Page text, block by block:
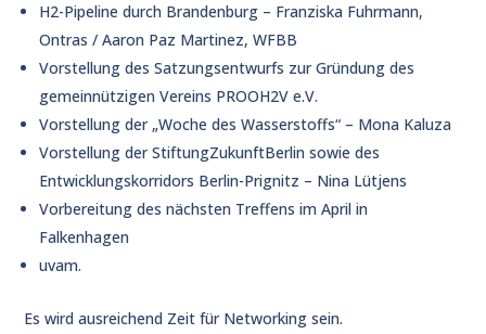
H2-Pipeline durch Brandenburg – Franziska Fuhrmann,
Ontras / Aaron Paz Martinez, WFBB
Vorstellung des Satzungsentwurfs zur Gründung des
gemeinnützigen Vereins PROOH2V e.V.
Vorstellung der „Woche des Wasserstoffs“ – Mona Kaluza
Vorstellung der StiftungZukunftBerlin sowie des
Entwicklungskorridors Berlin-Prignitz – Nina Lütjens
Vorbereitung des nächsten Treffens im April in
Falkenhagen
uvam.
Es wird ausreichend Zeit für Networking sein.